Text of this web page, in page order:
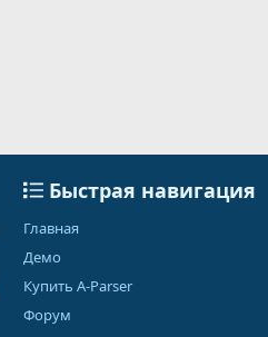
Быстрая навигация
Главная
Демо
Купить A-Parser
Форум